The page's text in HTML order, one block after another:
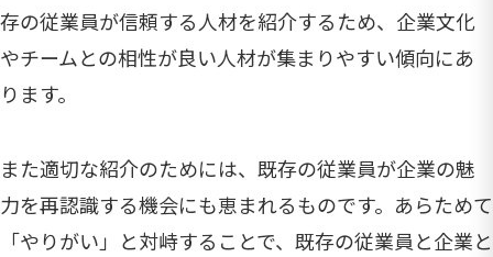
存の従業員が信頼する人材を紹介するため、企業文化
やチームとの相性が良い人材が集まりやすい傾向にあ
ります。
また適切な紹介のためには、既存の従業員が企業の魅
力を再認識する機会にも恵まれるものです。あらためて
「やりがい」と対峙することで、既存の従業員と企業と